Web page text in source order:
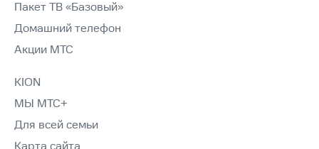
Пакет ТВ «Базовый»
Домашний телефон
Акции МТС
KION
МЫ МТС+
Для всей семьи